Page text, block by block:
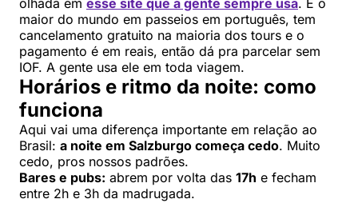
olhada em esse site que a gente sempre usa. É o
maior do mundo em passeios em português, tem
cancelamento gratuito na maioria dos tours e o
pagamento é em reais, então dá pra parcelar sem
IOF. A gente usa ele em toda viagem.
Horários e ritmo da noite: como
funciona
Aqui vai uma diferença importante em relação ao
Brasil: a noite em Salzburgo começa cedo. Muito
cedo, pros nossos padrões.
Bares e pubs: abrem por volta das 17h e fecham
entre 2h e 3h da madrugada.